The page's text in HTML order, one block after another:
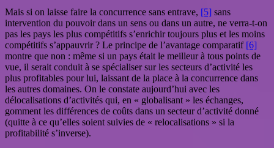
Mais si on laisse faire la concurrence sans entrave, [5] sans
intervention du pouvoir dans un sens ou dans un autre, ne verra-t-on
pas les pays les plus compétitifs s’enrichir toujours plus et les moins
compétitifs s’appauvrir ? Le principe de l’avantage comparatif [6]
montre que non : même si un pays était le meilleur à tous points de
vue, il serait conduit à se spécialiser sur les secteurs d’activité les
plus profitables pour lui, laissant de la place à la concurrence dans
les autres domaines. On le constate aujourd’hui avec les
délocalisations d’activités qui, en « globalisant » les échanges,
gomment les différences de coûts dans un secteur d’activité donné
(quitte à ce qu’elles soient suivies de « relocalisations » si la
profitabilité s’inverse).